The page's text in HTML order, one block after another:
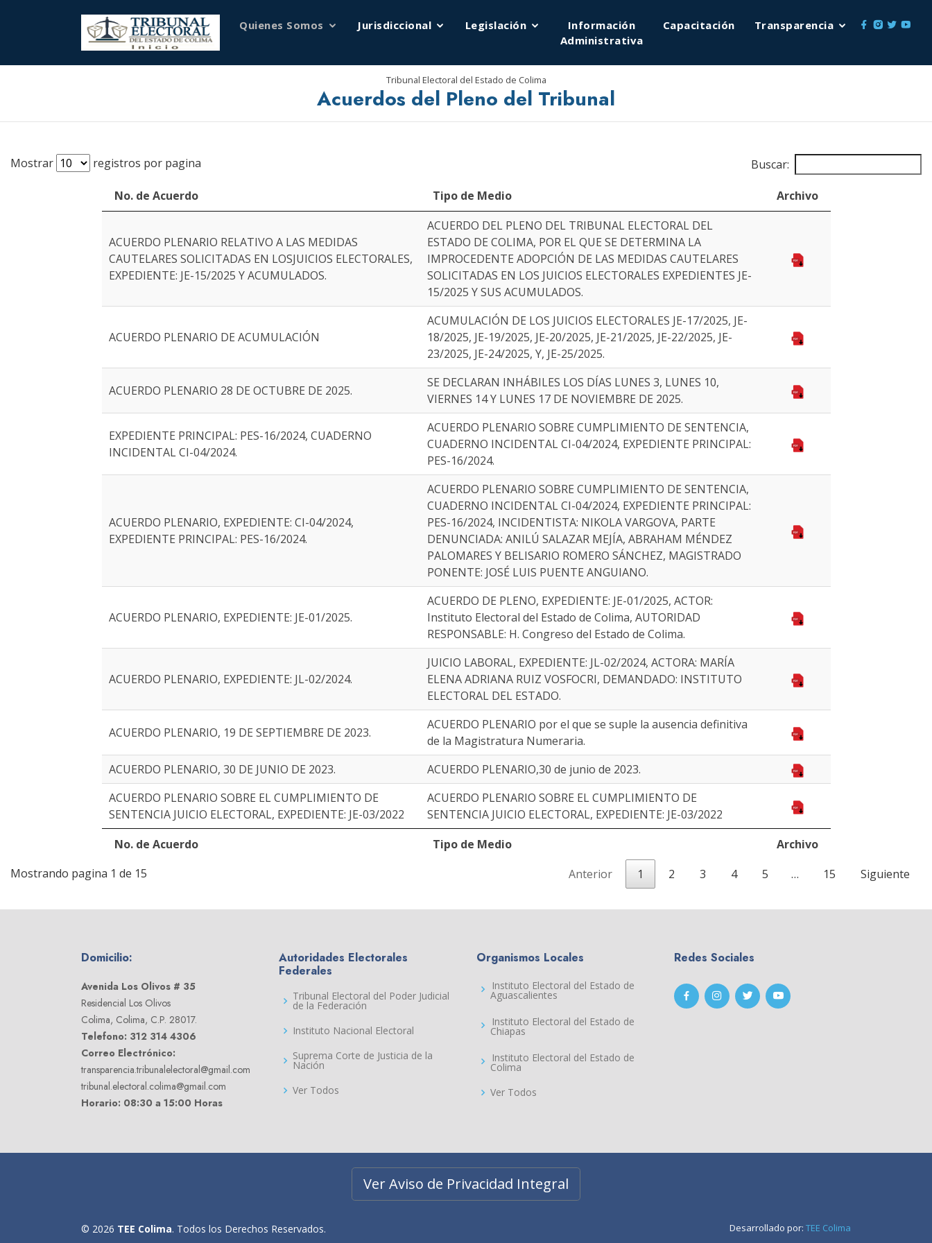
Quienes Somos Jurisdiccional Legislación
Información
Administrativa
Capacitación Transparencia
Tribunal Electoral del Estado de Colima
Acuerdos del Pleno del Tribunal
Mostrar registros por pagina Buscar:
No. de Acuerdo Tipo de Medio Archivo
ACUERDO PLENARIO RELATIVO A LAS MEDIDAS
CAUTELARES SOLICITADAS EN LOSJUICIOS ELECTORALES,
EXPEDIENTE: JE-15/2025 Y ACUMULADOS.
ACUERDO DEL PLENO DEL TRIBUNAL ELECTORAL DEL
ESTADO DE COLIMA, POR EL QUE SE DETERMINA LA
IMPROCEDENTE ADOPCIÓN DE LAS MEDIDAS CAUTELARES
SOLICITADAS EN LOS JUICIOS ELECTORALES EXPEDIENTES JE-
15/2025 Y SUS ACUMULADOS.
ACUERDO PLENARIO DE ACUMULACIÓN
ACUMULACIÓN DE LOS JUICIOS ELECTORALES JE-17/2025, JE-
18/2025, JE-19/2025, JE-20/2025, JE-21/2025, JE-22/2025, JE-
23/2025, JE-24/2025, Y, JE-25/2025.
ACUERDO PLENARIO 28 DE OCTUBRE DE 2025.
SE DECLARAN INHÁBILES LOS DÍAS LUNES 3, LUNES 10,
VIERNES 14 Y LUNES 17 DE NOVIEMBRE DE 2025.
EXPEDIENTE PRINCIPAL: PES-16/2024, CUADERNO
INCIDENTAL CI-04/2024.
ACUERDO PLENARIO SOBRE CUMPLIMIENTO DE SENTENCIA,
CUADERNO INCIDENTAL CI-04/2024, EXPEDIENTE PRINCIPAL:
PES-16/2024.
ACUERDO PLENARIO, EXPEDIENTE: CI-04/2024,
EXPEDIENTE PRINCIPAL: PES-16/2024.
ACUERDO PLENARIO SOBRE CUMPLIMIENTO DE SENTENCIA,
CUADERNO INCIDENTAL CI-04/2024, EXPEDIENTE PRINCIPAL:
PES-16/2024, INCIDENTISTA: NIKOLA VARGOVA, PARTE
DENUNCIADA: ANILÚ SALAZAR MEJÍA, ABRAHAM MÉNDEZ
PALOMARES Y BELISARIO ROMERO SÁNCHEZ, MAGISTRADO
PONENTE: JOSÉ LUIS PUENTE ANGUIANO.
ACUERDO PLENARIO, EXPEDIENTE: JE-01/2025.
ACUERDO DE PLENO, EXPEDIENTE: JE-01/2025, ACTOR:
Instituto Electoral del Estado de Colima, AUTORIDAD
RESPONSABLE: H. Congreso del Estado de Colima.
ACUERDO PLENARIO, EXPEDIENTE: JL-02/2024.
JUICIO LABORAL, EXPEDIENTE: JL-02/2024, ACTORA: MARÍA
ELENA ADRIANA RUIZ VOSFOCRI, DEMANDADO: INSTITUTO
ELECTORAL DEL ESTADO.
ACUERDO PLENARIO, 19 DE SEPTIEMBRE DE 2023.
ACUERDO PLENARIO por el que se suple la ausencia definitiva
de la Magistratura Numeraria.
ACUERDO PLENARIO, 30 DE JUNIO DE 2023.
ACUERDO PLENARIO,30 de junio de 2023.
ACUERDO PLENARIO SOBRE EL CUMPLIMIENTO DE
SENTENCIA JUICIO ELECTORAL, EXPEDIENTE: JE-03/2022
ACUERDO PLENARIO SOBRE EL CUMPLIMIENTO DE
SENTENCIA JUICIO ELECTORAL, EXPEDIENTE: JE-03/2022
No. de Acuerdo
Tipo de Medio
Archivo
Mostrando pagina 1 de 15
Anterior 1 2 3 4 5 … 15 Siguiente
Domicilio:
Avenida Los Olivos # 35
Residencial Los Olivos
Colima, Colima, C.P. 28017.
Telefono: 312 314 4306
Correo Electrónico:
transparencia.tribunalelectoral@gmail.com
tribunal.electoral.colima@gmail.com
Horario: 08:30 a 15:00 Horas
Autoridades Electorales
Federales
Tribunal Electoral del Poder Judicial
de la Federación
Instituto Nacional Electoral
Suprema Corte de Justicia de la
Nación
Ver Todos
Organismos Locales
Instituto Electoral del Estado de
Aguascalientes
Instituto Electoral del Estado de
Chiapas
Instituto Electoral del Estado de
Colima
Ver Todos
Redes Sociales
Ver Aviso de Privacidad Integral
© 2026 TEE Colima. Todos los Derechos Reservados. Desarrollado por: TEE Colima